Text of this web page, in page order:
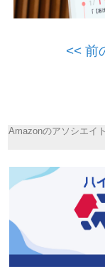
<< 前
Amazonのアソシエイ